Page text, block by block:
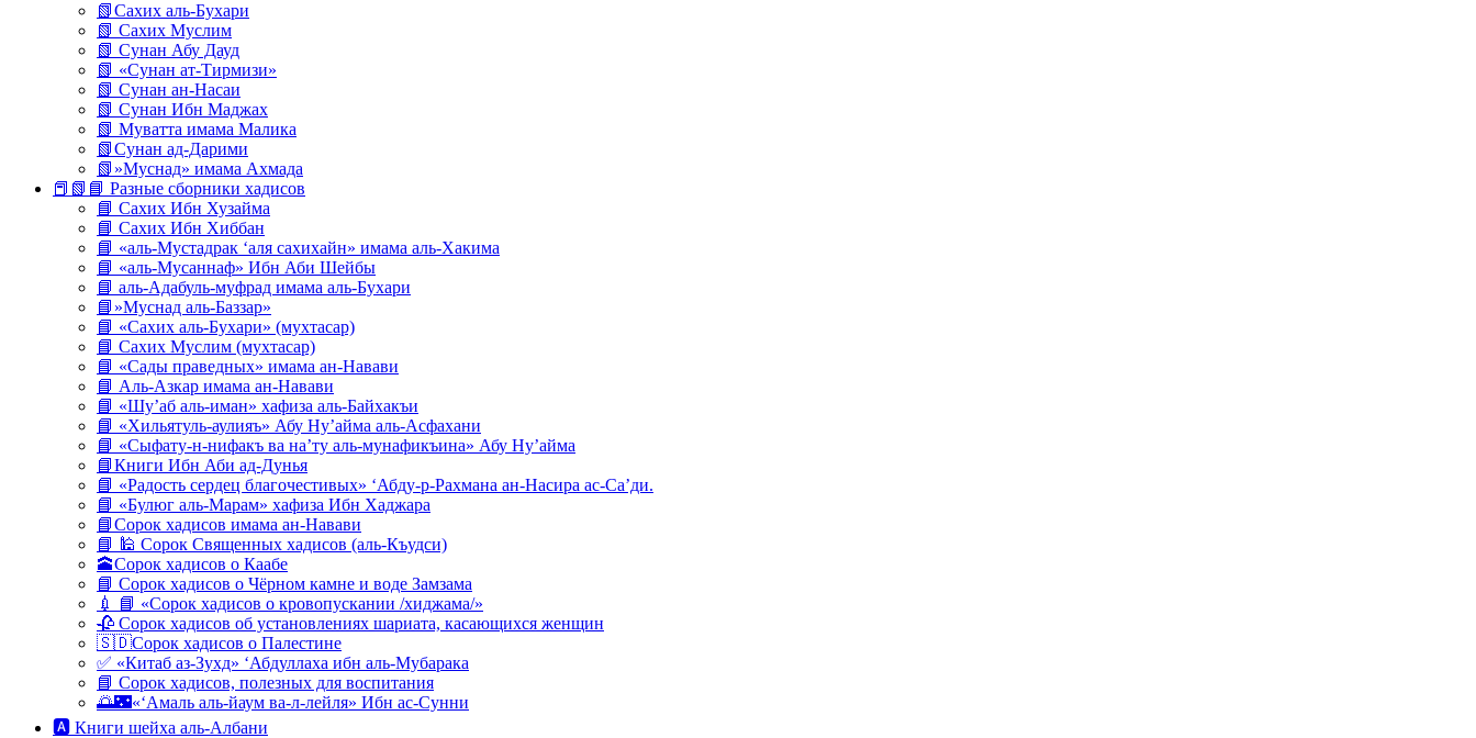
📗Сахих аль-Бухари
📗 Сахих Муслим
📗 Сунан Абу Дауд
📗 «Сунан ат-Тирмизи»
📗 Сунан ан-Насаи
📗 Сунан Ибн Маджах
📗 Муватта имама Малика
📗Сунан ад-Дарими
📗»Муснад» имама Ахмада
📕📗📘 Разные сборники хадисов
📘 Сахих Ибн Хузайма
📘 Сахих Ибн Хиббан
📘 «аль-Мустадрак ‘аля сахихайн» имама аль-Хакима
📘 «аль-Мусаннаф» Ибн Аби Шейбы
📘 аль-Адабуль-муфрад имама аль-Бухари
📘»Муснад аль-Баззар»
📘 «Сахих аль-Бухари» (мухтасар)
📘 Сахих Муслим (мухтасар)
📘 «Сады праведных» имама ан-Навави
📘 Аль-Азкар имама ан-Навави
📘 «Шу’аб аль-иман» хафиза аль-Байхакъи
📘 «Хильятуль-аулияъ» Абу Ну’айма аль-Асфахани
📘 «Сыфату-н-нифакъ ва на’ту аль-мунафикъина» Абу Ну’айма
📘Книги Ибн Аби ад-Дунья
📘 «Радость сердец благочестивых» ‘Абду-р-Рахмана ан-Насира ас-Са’ди.
📘 «Булюг аль-Марам» хафиза Ибн Хаджара
📘Сорок хадисов имама ан-Навави
📘 🕌 Сорок Священных хадисов (аль-Къудси)
🕋Сорок хадисов о Каабе
📘 Сорок хадисов о Чёрном камне и воде Замзама
💉 📘 «Сорок хадисов о кровопускании /хиджама/»
🥀 Сорок хадисов об установлениях шариата, касающихся женщин
🇸🇩Сорок хадисов о Палестине
✅ «Китаб аз-Зухд» ‘Абдуллаха ибн аль-Мубарака
📘 Сорок хадисов, полезных для воспитания
🌅🌃«‘Амаль аль-йаум ва-л-лейля» Ибн ас-Сунни
🅰 Книги шейха аль-Албани